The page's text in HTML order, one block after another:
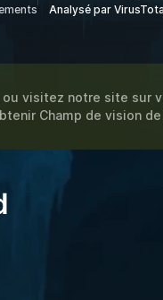
Analysé par
visitez notre site sur
Champ de vision